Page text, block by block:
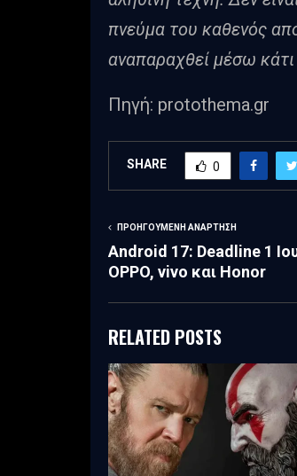
πνεύμα του καθενός
αναπαραχθεί μέσω κάτι
Πηγή: protothema.gr
SHARE 0
ΠΡΟΗΓΟΎΜΕΝΗ ΑΝΆΡΤΗΣΗ
Android 17: Deadline 1
OPPO, vivo και Honor
RELATED POSTS